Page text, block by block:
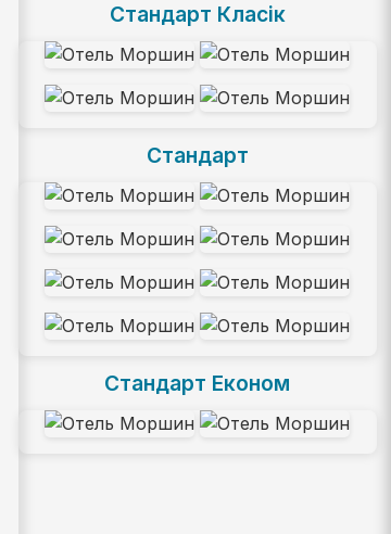
Стандарт Класік
Стандарт
Стандарт Економ